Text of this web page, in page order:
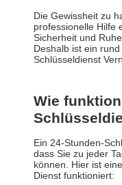
Die Gewissheit zu
professionelle Hilfe
Sicherheit und
Deshalb ist ein
Schlüsseldienst
Wie
Ein 24-Stunden-
dass Sie zu jeder
können. Hier ist
Dienst funktioniert: